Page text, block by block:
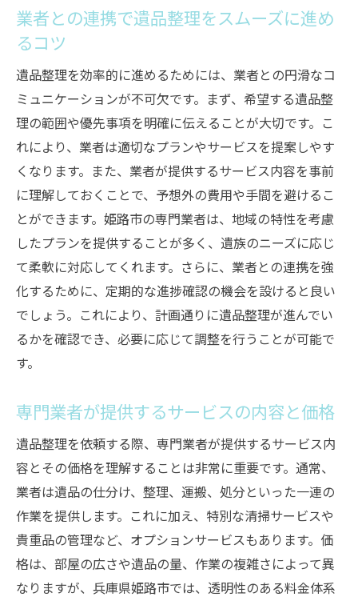
業者との連携で遺品整理をスムーズに進め
るコツ
遺品整理を効率的に進めるためには、業者との円滑なコ
ミュニケーションが不可欠です。まず、希望する遺品整
理の範囲や優先事項を明確に伝えることが大切です。こ
れにより、業者は適切なプランやサービスを提案しやす
くなります。また、業者が提供するサービス内容を事前
に理解しておくことで、予想外の費用や手間を避けるこ
とができます。姫路市の専門業者は、地域の特性を考慮
したプランを提供することが多く、遺族のニーズに応じ
て柔軟に対応してくれます。さらに、業者との連携を強
化するために、定期的な進捗確認の機会を設けると良い
でしょう。これにより、計画通りに遺品整理が進んでい
るかを確認でき、必要に応じて調整を行うことが可能で
す。
専門業者が提供するサービスの内容と価格
遺品整理を依頼する際、専門業者が提供するサービス内
容とその価格を理解することは非常に重要です。通常、
業者は遺品の仕分け、整理、運搬、処分といった一連の
作業を提供します。これに加え、特別な清掃サービスや
貴重品の管理など、オプションサービスもあります。価
格は、部屋の広さや遺品の量、作業の複雑さによって異
なりますが、兵庫県姫路市では、透明性のある料金体系